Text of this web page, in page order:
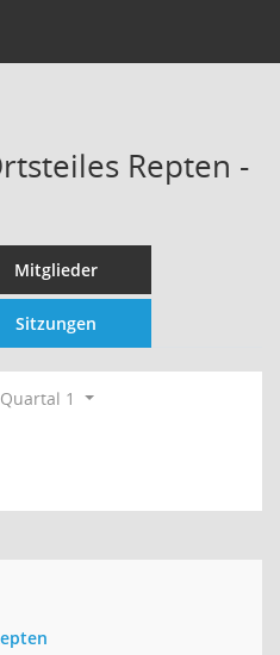
Repten -
Mitglieder
Sitzungen
Quartal 1